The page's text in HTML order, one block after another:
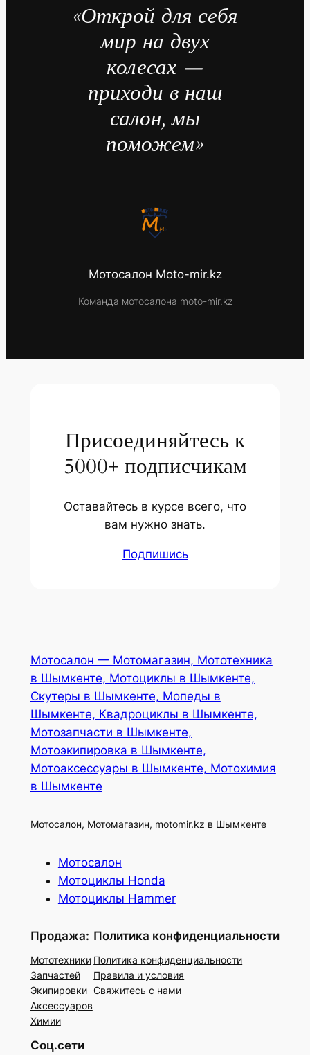
«Открой для себя
мир на двух
колесах —
приходи в наш
салон, мы
поможем»
Мотосалон Moto-mir.kz
Команда мотосалона moto-mir.kz
Присоединяйтесь к
5000+ подписчикам
Оставайтесь в курсе всего, что
вам нужно знать.
Подпишись
Мотосалон — Мотомагазин, Мототехника
в Шымкенте, Мотоциклы в Шымкенте,
Скутеры в Шымкенте, Мопеды в
Шымкенте, Квадроциклы в Шымкенте,
Мотозапчасти в Шымкенте,
Мотоэкипировка в Шымкенте,
Мотоаксессуары в Шымкенте, Мотохимия
в Шымкенте
Мотосалон, Мотомагазин, motomir.kz в Шымкенте
Мотосалон
Мотоциклы Honda
Мотоциклы Hammer
Продажа:
Мототехники
Запчастей
Экипировки
Аксессуаров
Химии
Политика конфиденциальности
Политика конфиденциальности
Правила и условия
Свяжитесь с нами
Соц.сети